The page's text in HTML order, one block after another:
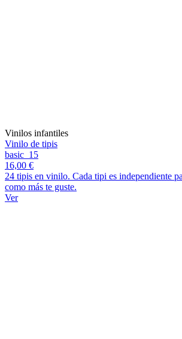
Vinilos infantiles
Vinilo de tipis
basic_15
16,00 €
24 tipis en vinilo. Cada tipi es independiente
como más te guste.
Ver